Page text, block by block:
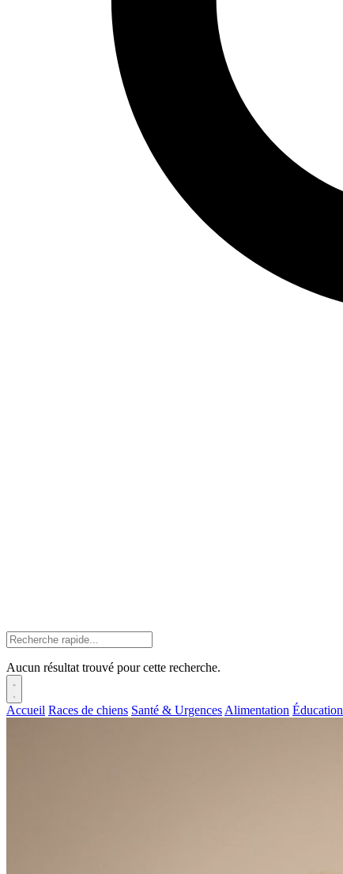
Aucun résultat trouvé pour cette recherche.
Accueil Races de chiens Santé & Urgences Alimentation Éducation